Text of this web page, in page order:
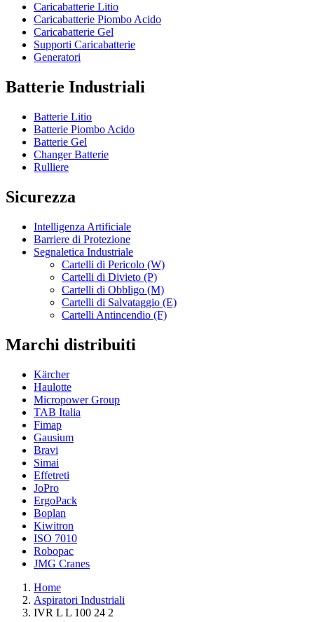
Caricabatterie Litio
Caricabatterie Piombo Acido
Caricabatterie Gel
Supporti Caricabatterie
Generatori
Batterie Industriali
Batterie Litio
Batterie Piombo Acido
Batterie Gel
Changer Batterie
Rulliere
Sicurezza
Intelligenza Artificiale
Barriere di Protezione
Segnaletica Industriale
Cartelli di Pericolo (W)
Cartelli di Divieto (P)
Cartelli di Obbligo (M)
Cartelli di Salvataggio (E)
Cartelli Antincendio (F)
Marchi distribuiti
Kärcher
Haulotte
Micropower Group
TAB Italia
Fimap
Gausium
Bravi
Simai
Effetreti
JoPro
ErgoPack
Boplan
Kiwitron
ISO 7010
Robopac
JMG Cranes
Home
Aspiratori Industriali
IVR L L 100 24 2